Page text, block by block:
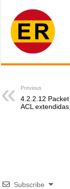
Previous
4.2.2.12
ACL
Subscribe